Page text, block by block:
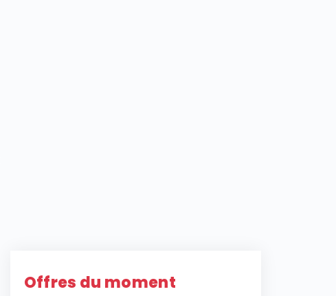
Offres du moment